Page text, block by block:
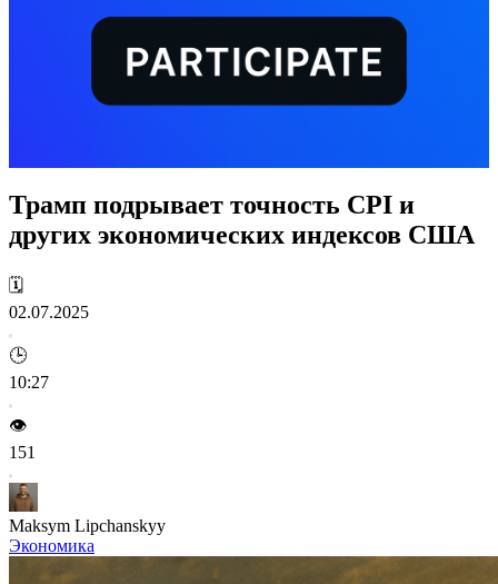
Трамп подрывает точность CPI и
других экономических индексов США
🗓️
02.07.2025
🕒
10:27
👁️
151
Maksym Lipchanskyy
Экономика